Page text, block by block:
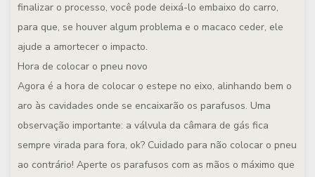
finalizar o processo, você pode deixá-lo embaixo do carro,
para que, se houver algum problema e o macaco ceder, ele
ajude a amortecer o impacto.
Hora de colocar o pneu novo
Agora é a hora de colocar o estepe no eixo, alinhando bem o
aro às cavidades onde se encaixarão os parafusos. Uma
observação importante: a válvula da câmara de gás fica
sempre virada para fora, ok? Cuidado para não colocar o pneu
ao contrário! Aperte os parafusos com as mãos o máximo que